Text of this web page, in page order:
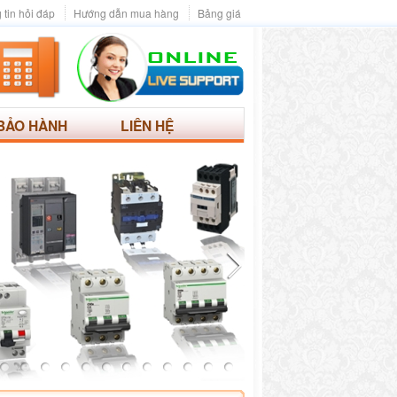
Bảng giá
Hướng dẫn mua hàng
tin hỏi đáp
HÀNH LIÊN HỆ